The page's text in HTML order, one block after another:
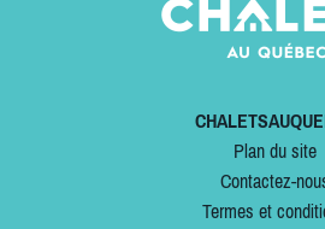
Plan du site
Contactez-
Termes et